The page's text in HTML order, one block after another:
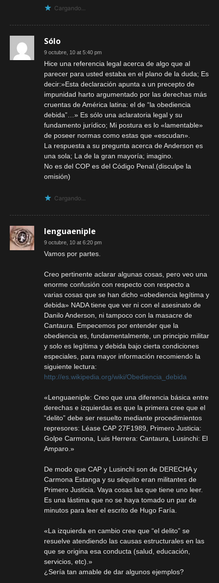
Cargando...
Sólo
9 octubre, 10 at 5:40 pm
Hice una referencia legal acerca de algo que al
parecer para usted estaba en el plano de la duda; Es
decir:»Esta declaración apunta a un precepto de
impunidad harto argumentado por las derechas más
cruentas de América latina: el de “la obediencia
debida”…» Es sólo una aclaratoria legal y su
fundamento jurídico; Mi postura es lo «lamentable»
de poseer normas como estas que «escudan».
La respuesta a su pregunta acerca de Anderson es
una sola; La de la gran mayoría; imagino.
No es del COP es del Código Penal.(disculpe la
omisión)
Cargando...
lenguaeniple
9 octubre, 10 at 6:20 pm
Vamos por partes.
Creo pertinente aclarar algunas cosas, pero veo una
enorme confusión con respecto con respecto a
varias cosas que se han dicho «obediencia legítima y
debida» NADA tiene que ver ni con el asesinato de
Danilo Anderson, ni tampoco con la masacre de
Cantaura. Empecemos por entender que la
obediencia es, fundamentalmente, un principio militar
y solo es legítima y debida bajo cierta condiciones
especiales, para mayor información recomiendo la
siguiente lectura:
http://es.wikipedia.org/wiki/Obediencia_debida
«Lenguaeniple: Creo que una diferencia básica entre
derechas e izquierdas es que la primera cree que el
“delito” debe ser resuelto mediante procedimientos
represores: Léase CAP 27F1989, Primero Justicia:
Golpe Carmona, Luis Herrera: Cantaura, Lusinchi: El
Amparo.»
De modo que CAP y Lusinchi son de DERECHA y
Carmona Estanga y su séquito eran militantes de
Primero Justicia. Vaya cosas las que tiene uno leer.
Es una lástima que no se haya tomado un par de
minutos para leer el escrito de Hugo Faría.
«La izquierda en cambio cree que “el delito” se
resuelve atendiendo las causas estructurales en las
que se origina esa conducta (salud, educación,
servicios, etc).»
¿Sería tan amable de dar algunos ejemplos?